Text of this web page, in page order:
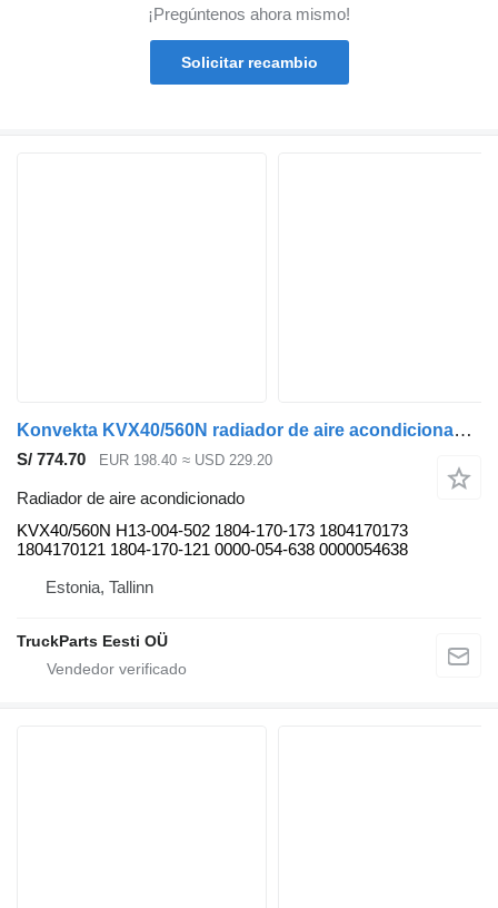
¡Pregúntenos ahora mismo!
Solicitar recambio
Konvekta KVX40/560N radiador de aire acondicionado para Solaris Urbino, Alpino, Vacanza (1999-) autobús
S/ 774.70 EUR 198.40 ≈ USD 229.20
Radiador de aire acondicionado
KVX40/560N H13-004-502 1804-170-173 1804170173
1804170121 1804-170-121 0000-054-638 0000054638
Estonia, Tallinn
TruckParts Eesti OÜ